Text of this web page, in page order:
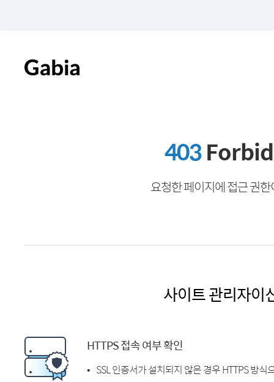
403
요청한 페이지에 접근 권
사이트 관리자이
HTTPS 접속 여부 확인
SSL 인증서가 설치되지 않은 경우 HTTPS 방식